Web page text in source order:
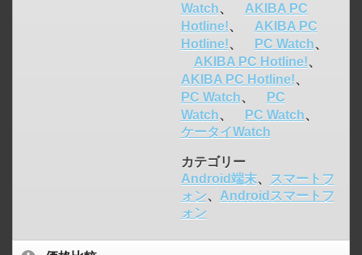
Watch、
AKIBA PC
Hotline!、
AKIBA PC
Hotline!、 PC Watch、
AKIBA PC Hotline!、
AKIBA PC Hotline!、
PC Watch、
PC
Watch、 PC Watch、
ケータイWatch
カテゴリー
Android端末、
スマートフ
ォン、 Androidスマートフ
ォン